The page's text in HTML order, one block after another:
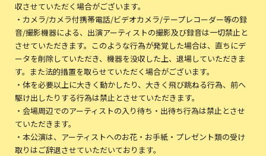
収させていただく場合がございます。
・カメラ/カメラ付携帯電話/ビデオカメラ/テープレコーダー等の録
音/撮影機器による、出演アーティストの撮影及び録音は一切禁止と
させていただきます。このような行為が発覚した場合は、直ちにデ
ータを削除していただき、機器を没収した上、退場していただきま
す。また法的措置を取らせていただく場合がございます。
・体を必要以上に大きく動かしたり、大きく飛び跳ねる行為、前へ
駆け出したりする行為は禁止とさせていただきます。
・会場周辺でのアーティストの入り待ち・出待ち行為は禁止とさせ
ていただきます。
・本公演は、アーティストへのお花・お手紙・プレゼント類の受け
取りはご辞退させていただいております。